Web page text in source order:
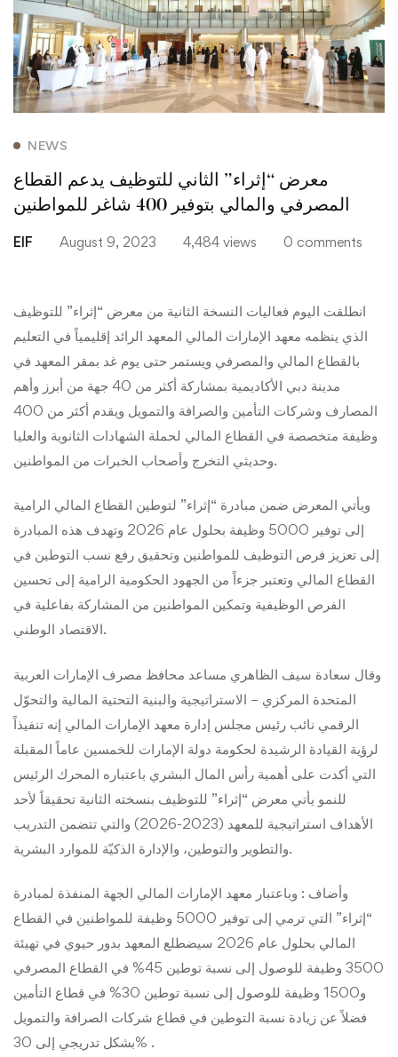
NEWS
معرض “إثراء” الثاني للتوظيف يدعم القطاع
المصرفي والمالي بتوفير 400 شاغر للمواطنين
EIF August 9, 2023 4,484 views 0 comments
انطلقت اليوم فعاليات النسخة الثانية من معرض “إثراء” للتوظيف
الذي ينظمه معهد الإمارات المالي المعهد الرائد إقليمياً في التعليم
بالقطاع المالي والمصرفي ويستمر حتى يوم غد بمقر المعهد في
مدينة دبي الأكاديمية بمشاركة أكثر من 40 جهة من أبرز وأهم
المصارف وشركات التأمين والصرافة والتمويل ويقدم أكثر من 400
وظيفة متخصصة في القطاع المالي لحملة الشهادات الثانوية والعليا
وحديثي التخرج وأصحاب الخبرات من المواطنين.
ويأتي المعرض ضمن مبادرة “إثراء” لتوطين القطاع المالي الرامية
إلى توفير 5000 وظيفة بحلول عام 2026 وتهدف هذه المبادرة
إلى تعزيز فرص التوظيف للمواطنين وتحقيق رفع نسب التوطين في
القطاع المالي وتعتبر جزءاً من الجهود الحكومية الرامية إلى تحسين
الفرص الوظيفية وتمكين المواطنين من المشاركة بفاعلية في
الاقتصاد الوطني.
وقال سعادة سيف الظاهري مساعد محافظ مصرف الإمارات العربية
المتحدة المركزي – الاستراتيجية والبنية التحتية المالية والتحوّل
الرقمي نائب رئيس مجلس إدارة معهد الإمارات المالي إنه تنفيذاً
لرؤية القيادة الرشيدة لحكومة دولة الإمارات للخمسين عاماً المقبلة
التي أكدت على أهمية رأس المال البشري باعتباره المحرك الرئيس
للنمو يأتي معرض “إثراء” للتوظيف بنسخته الثانية تحقيقاً لأحد
الأهداف استراتيجية للمعهد (2023-2026) والتي تتضمن التدريب
والتطوير والتوطين، والإدارة الذكيّة للموارد البشرية.
وأضاف : وباعتبار معهد الإمارات المالي الجهة المنفذة لمبادرة
“إثراء” التي ترمي إلى توفير 5000 وظيفة للمواطنين في القطاع
المالي بحلول عام 2026 سيضطلع المعهد بدور حيوي في تهيئة
3500 وظيفة للوصول إلى نسبة توطين 45% في القطاع المصرفي
و1500 وظيفة للوصول إلى نسبة توطين 30% في قطاع التأمين
فضلاً عن زيادة نسبة التوطين في قطاع شركات الصرافة والتمويل
بشكل تدريجي إلى 30% .